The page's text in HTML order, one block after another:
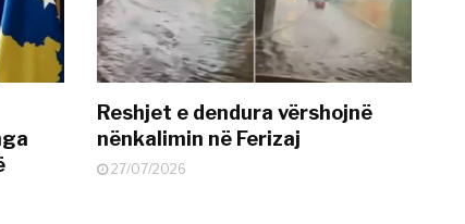
Reshjet e dendura vërshojnë
nënkalimin në Ferizaj
27/07/2026